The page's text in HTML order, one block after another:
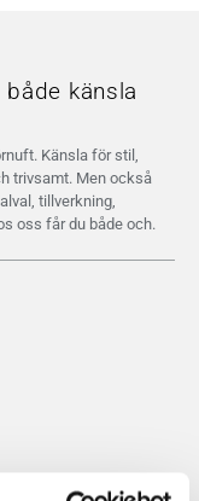
känsla
Känsla för stil,
trivsamt. Men också
tillverkning,
oss får du både och.